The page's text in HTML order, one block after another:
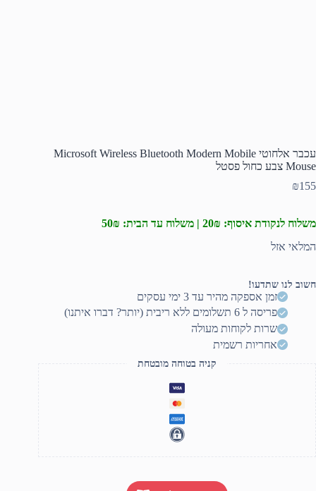
עכבר אלחוטי Microsoft Wireless Bluetooth Modern Mobile
Mouse צבע כחול פסטל
₪155
משלוח לנקודת איסוף: 20₪ | משלוח עד הבית: 50₪
המלאי אזל
חשוב לנו שתדעו!
זמן אספקה מהיר עד 3 ימי עסקים
פריסה ל 6 תשלומים ללא ריבית (יותר? דברו איתנו)
שרות לקוחות מעולה
אחריות רשמית
קניה בטוחה מובטחת